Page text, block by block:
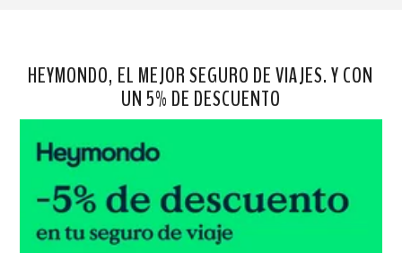
HEYMONDO, EL MEJOR SEGURO DE VIAJES. Y CON
UN 5% DE DESCUENTO